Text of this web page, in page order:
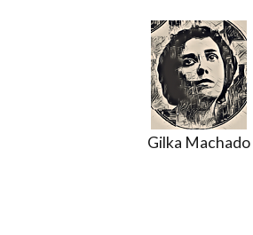
Gilka Machado